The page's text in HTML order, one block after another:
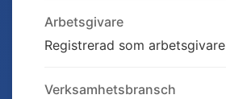
Arbetsgivare
Registrerad som arbetsgivare
Verksamhetsbransch